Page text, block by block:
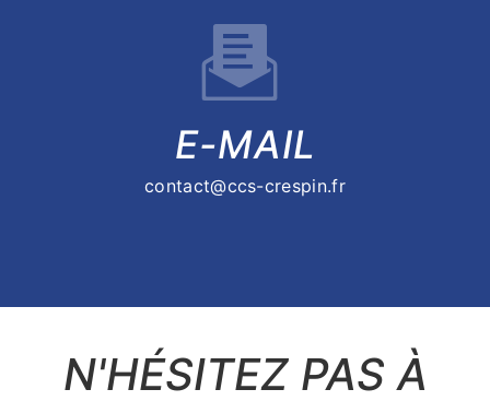
E-MAIL
contact@ccs-crespin.fr
N'HÉSITEZ PAS À